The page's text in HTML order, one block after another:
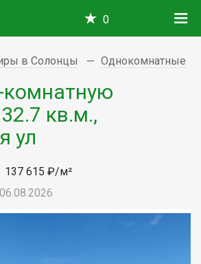
0
в Солонцы Однокомнатные
кв.м.,
ул
137 615 ₽/м²